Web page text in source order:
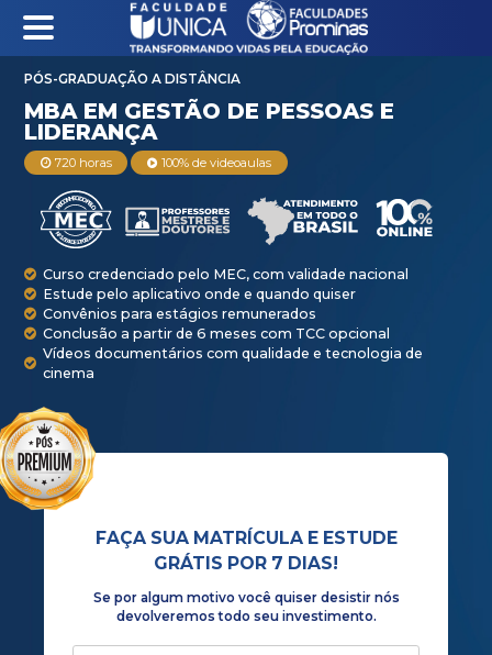
PÓS-GRADUAÇÃO A DISTÂNCIA
MBA EM GESTÃO
LIDERANÇA
720 horas 100% de videoaulas
Curso credenciado pelo MEC, com validade
Convênios para estágios remunerados
Conclusão a partir de 6 meses com TCC
Vídeos documentários com qualidade e
cinema